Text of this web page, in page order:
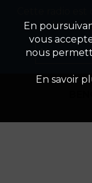
Détail
En
vous
nous
En savoir
Non merci